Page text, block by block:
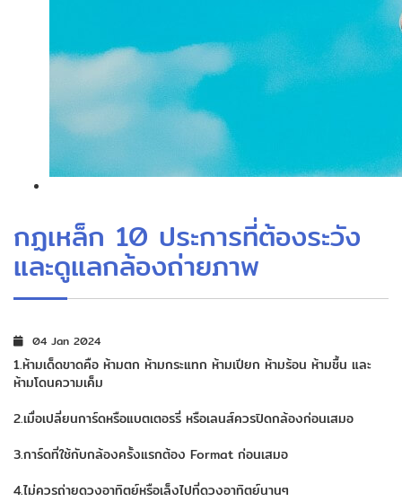
กฏเหล็ก 10 ประการที่ต้องระวัง
และดูแลกล้องถ่ายภาพ
04 Jan 2024
1.ห้ามเด็ดขาดคือ ห้ามตก ห้ามกระแทก ห้ามเปียก ห้ามร้อน ห้ามชื้น และ
ห้ามโดนความเค็ม
2.เมื่อเปลี่ยนการ์ดหรือแบตเตอรรี่ หรือเลนส์ควรปิดกล้องก่อนเสมอ
3.การ์ดที่ใช้กับกล้องครั้งแรกต้อง Format ก่อนเสมอ
4.ไม่ควรถ่ายดวงอาทิตย์หรือเล็งไปที่ดวงอาทิตย์นานๆ